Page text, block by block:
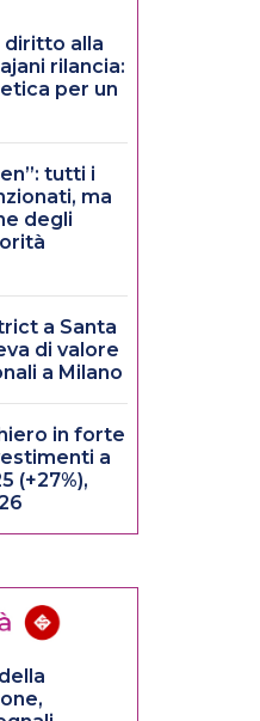
diritto alla
rilancia:
per un
tutti i
ma
degli
a Santa
di valore
a Milano
in forte
a
(+27%),